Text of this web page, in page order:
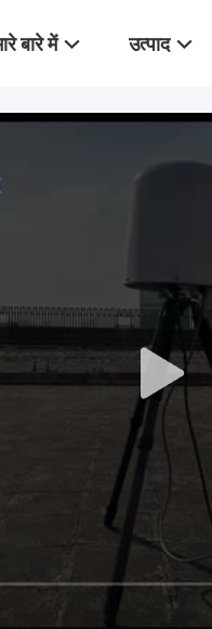
बारे में उत्पाद